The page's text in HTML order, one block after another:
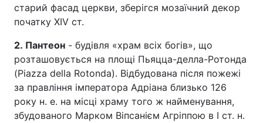
старий фасад церкви, зберігся мозаїчний декор
початку XIV ст.
2. Пантеон - будівля «храм всіх богів», що
розташовується на площі Пьяцца-делла-Ротонда
(Piazza della Rotonda). Відбудована після пожежі
за правління імператора Адріана близько 126
року н. е. на місці храму того ж найменування,
збудованого Марком Віпсанієм Агріппою в I ст. н.